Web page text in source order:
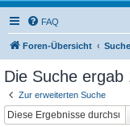
FAQ
Foren-Übersicht Suche
Die Suche ergab
Zur erweiterten Suche